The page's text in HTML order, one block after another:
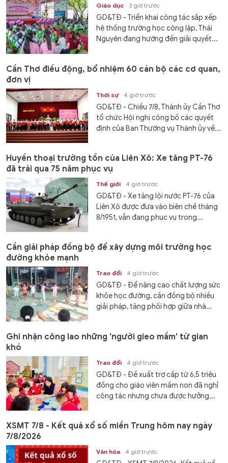
Giáo dục 3 giờ trước
GD&TĐ - Triển khai công tác sắp xếp
hệ thống trường học công lập, Thái
Nguyên đang hướng đến giải quyết...
Cần Thơ điều động, bổ nhiệm 60 cán bộ các cơ quan,
đơn vị
Thời sự 4 giờ trước
GD&TĐ - Chiều 7/8, Thành ủy Cần Thơ
tổ chức Hội nghị công bố các quyết
định của Ban Thường vụ Thành ủy về...
Huyền thoại trường tồn của Liên Xô: Xe tăng PT-76
đã trải qua 75 năm phục vụ
Thế giới 4 giờ trước
GD&TĐ - Xe tăng lội nước PT-76 của
Liên Xô được đưa vào biên chế tháng
8/1951, vẫn đang phục vụ trong...
Cần giải pháp đồng bộ để xây dựng môi trường học
đường khỏe mạnh
Trao đổi 4 giờ trước
GD&TĐ - Để nâng cao chất lượng sức
khỏe học đường, cần đồng bộ nhiều
giải pháp, tăng phối hợp giữa nhà...
Ghi nhận công lao những 'người gieo mầm' từ gian
khó
Trao đổi 4 giờ trước
GD&TĐ - Đề xuất trợ cấp từ 6,5 triệu
đồng cho giáo viên mầm non đã nghỉ
công tác nhưng chưa được hưởng...
XSMT 7/8 - Kết quả xổ số miền Trung hôm nay ngày
7/8/2026
Văn hóa 4 giờ trước